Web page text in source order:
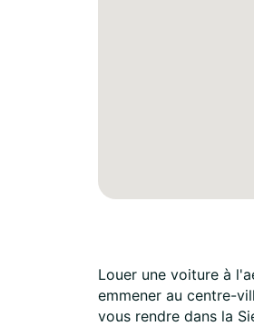
Louer une voiture à
emmener au centre-
vous rendre dans la